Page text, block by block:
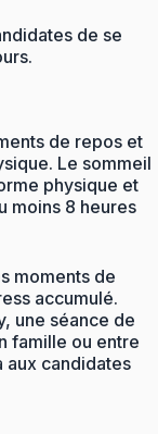
de se
de repos et
Le sommeil
physique et
moins 8 heures
moments de
accumulé.
une séance de
famille ou entre
aux candidates